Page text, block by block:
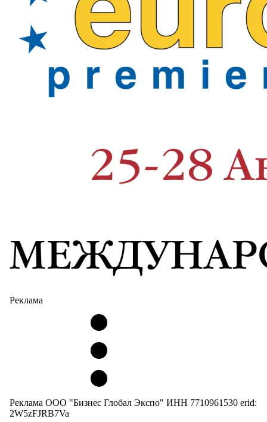
Реклама
Реклама ООО "Бизнес Глобал Экспо" ИНН 7710961530 erid:
2W5zFJRB7Va